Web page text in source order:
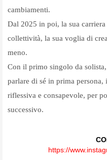
cambiamenti.
Dal 2025 in poi, la sua
collettività, la sua voglia di
meno.
Con il primo singolo da
parlare di sé in prima
riflessiva e consapevole, per
successivo.
https://